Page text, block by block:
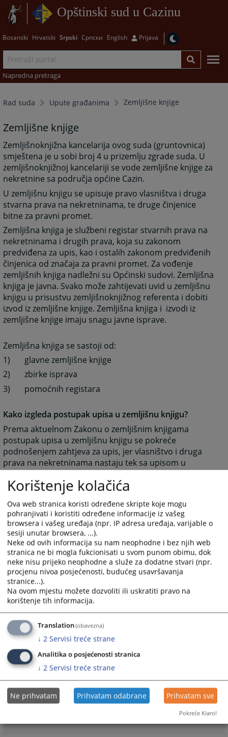
Opštinski sud u Cazinu
Bosanski Hrvatski Srpski Српски English Prijava
Napredna pretraga
Rad suda Upute građanima Zemljišne knjige
Zemljišne knjige
Zemljišnoknjižna kancelarija ovog suda (gruntovnica)
smještena je u sobi broj 4 u prizemlju zgrade suda. U
zemljišnoknjižnoj kancelariji se vode zemljišne knjige za
nekretnine sa područja općine Cazin.
U zemljišnu knjigu se upisuje pravo vlasništva i druga
stvarna prava na nekretninama, te druge činjenice
bitne za pravni promet.
Zemljišna knjiga je službeni registar stvarnih prava na
nekretninama i drugih prava, koja su zakonom
predviđena za upis, kao i ostalih zakonom predviđenih
činjenica od značaja za pravni promet. Za vođenje
zemljišnih knjiga nadležni su Općinski sudovi. Zemljišna
knjiga je javna. Svako može zahtijevati uvid u zemljišnu
knjigu u prisustvu zemljišnoknjižnog referenta i dobiti
izvod iz zemljišne knjige. Zemljišna knjiga i izvodi iz
zemljišne knjige imaju snagu javne isprave.
Zemljišna knjiga se sastoji od:
1) glavne zemljišne knjige
2) zbirke isprava
3) pomoćnih registara
Kako izgleda postupak upisa u zemljišnu knjigu?
Prema aktuelnom Zakonu o zemljišnim knjigama
postupak upisa u zemljišnu knjigu se pokreće
podnošenjem zahtjeva za upis, jer vlasništvo i druga
prava na nekretninama nastaju tek sa upisom u
zemljišnu knjigu.
Uz zahtjev za upis potrebno je priložiti isprave na
temelju kojih se predlaže upis, a koje moraju biti u
izvorniku ili ovjerenom prepisu.To mogu biti: notarski
obrađeni ugovori, ovjerene kopija sudske odluke koja
je osnov za upis, te drugi dokumenti potrebni za upis
određeni zakonom.
Uz zahtjev za upis potrebno je priložiti sudsku taksu,
koja je različita u donosu na pojedine zahtjeve, a
regulisana je Zakonom o sudskim taksama USK-a.
2862
Prateći dokumenti
Zahtjev za izdavanje zemljišnoknjižnog izvadka -
uvjerenja
Korištenje kolačića
Ova web stranica koristi određene skripte koje mogu
pohranjivati i koristiti određene informacije iz vašeg
browsera i vašeg uređaja (npr. IP adresa uređaja, varijable o
sesiji unutar browsera, ...).
Neke od ovih informacija su nam neophodne i bez njih web
stranica ne bi mogla fukcionisati u svom punom obimu, dok
neke nisu prijeko neophodne a služe za dodatne stvari (npr.
procjenu nivoa posjećenosti, budućeg usavršavanja
stranice...).
Na ovom mjestu možete dozvoliti ili uskratiti pravo na
korištenje tih informacija.
Translation(obavezna)
↓ 2 Servisi treće strane
Analitika o posjećenosti stranica
↓ 2 Servisi treće strane
Ne prihvatam Prihvatam odabrane Prihvatam sve
Pokreće Klaro!